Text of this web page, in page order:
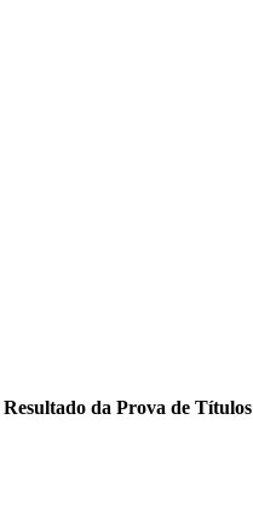
Resultado da Prova de Títulos